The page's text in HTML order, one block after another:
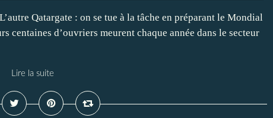
Qatargate : on se tue à la tâche en préparant le Mondial
centaines d’ouvriers meurent chaque année dans le secteur
Lire la suite